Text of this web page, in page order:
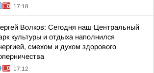
17:18
Волков: Сегодня наш Центральный
культуры и отдыха наполнился
смехом и духом здорового
17:12